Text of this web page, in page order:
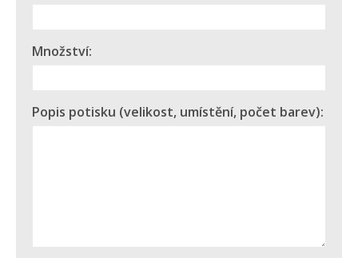
Množství:
Popis potisku (velikost, umístění, počet barev):